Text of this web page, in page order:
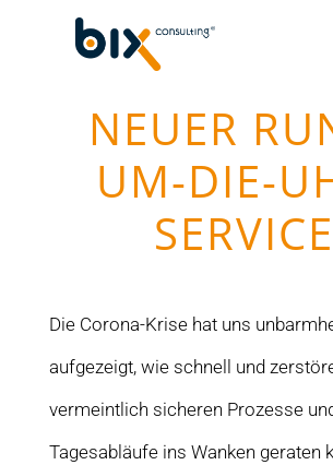
NEUER
UM-DIE-
SERVICE
Die Corona-Krise hat uns
aufgezeigt, wie schnell und
vermeintlich sicheren Prozesse
Tagesabläufe ins Wanken geraten